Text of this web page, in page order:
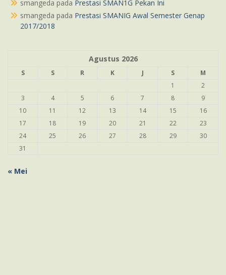
smangeda pada Prestasi SMAN1G Pekan Ini
smangeda pada Prestasi SMANIG Awal Semester Genap
2017/2018
Agustus 2026
S S R K J S
M
1
2
3
4 5 6 7 8
9
10
11 12 13 14 15
16
17
18 19 20 21 22
23
24
25 26 27 28 29
30
31
« Mei